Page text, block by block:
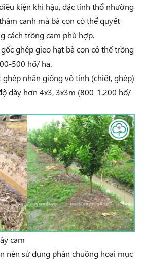
kiện khí hậu, đặc tính thổ nhưỡng
canh mà bà con có thể quyết
cách trồng cam phù hợp.
ghép gieo hạt bà con có thể trồng
500 hố/ ha.
ghép nhân giống vô tính (chiết, ghép)
dày hơn 4x3, 3x3m (800-1.200 hố/
cam
nên sử dụng phân chuồng hoai mục